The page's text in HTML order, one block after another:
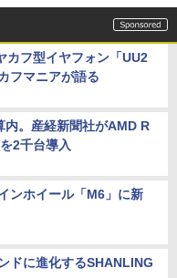
カフ型イヤフォン「UU2
フマニアが語る
内。産経新聞社がAMD R
2千台導入
ンホイール「M6」に新
ドに進化するSHANLING